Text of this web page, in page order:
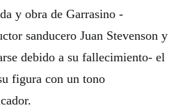
y obra de Garrasino -
sanducero Juan Stevenson y
debido a su fallecimiento- el
figura con un tono